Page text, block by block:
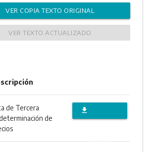
VER COPIA TEXTO ORIGINAL
VER TEXTO ACTUALIZADO
de Tercera
de
file_download
ANEXO